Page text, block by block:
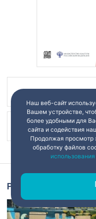
Наш
Репортаж
Наш веб-сайт
Вашем устройстве,
более удобными для
сайта и содействия
Продолжая просмотр
обработку файлов